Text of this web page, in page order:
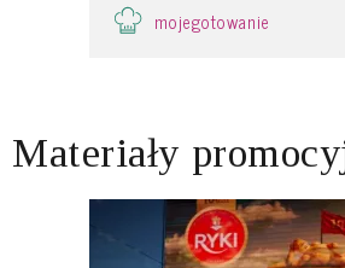
mojegotowanie
Materiały